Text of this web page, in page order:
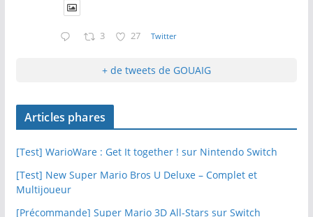
3 27 Twitter
+ de tweets de GOUAIG
Articles phares
[Test] WarioWare : Get It together ! sur Nintendo Switch
[Test] New Super Mario Bros U Deluxe – Complet et
Multijoueur
[Précommande] Super Mario 3D All-Stars sur Switch